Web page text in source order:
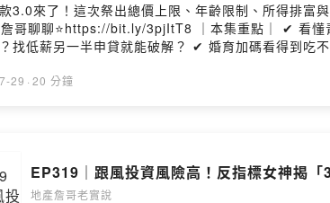
3.0來了！這次祭出總價上限、年齡限制、所得排富
｜本集重點｜ ✔ 看懂青安3.0！是首購救星還是政策毒藥？ ✔ 總價上限卡死雙北？育兒房只能看得到吃不到？ ✔ 年收200萬
找低薪另一半申貸就能破解？ ✔ 婚育加碼看得到
詹哥喝咖啡 https://lurl.cc/C1ViQg ⭐來FB找我 https://reurl.cc/bDV7vl ⭐五星評論+訂閱 https://bit.ly/34ylgpi ⭐YT影音版
29 · 20 分鐘
EP319｜跟風投資風險高！反指標女神揭
地產詹哥老實說